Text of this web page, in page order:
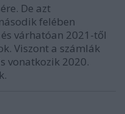
De azt
felében
várhatóan 2021-től
Viszont a számlák
vonatkozik 2020.